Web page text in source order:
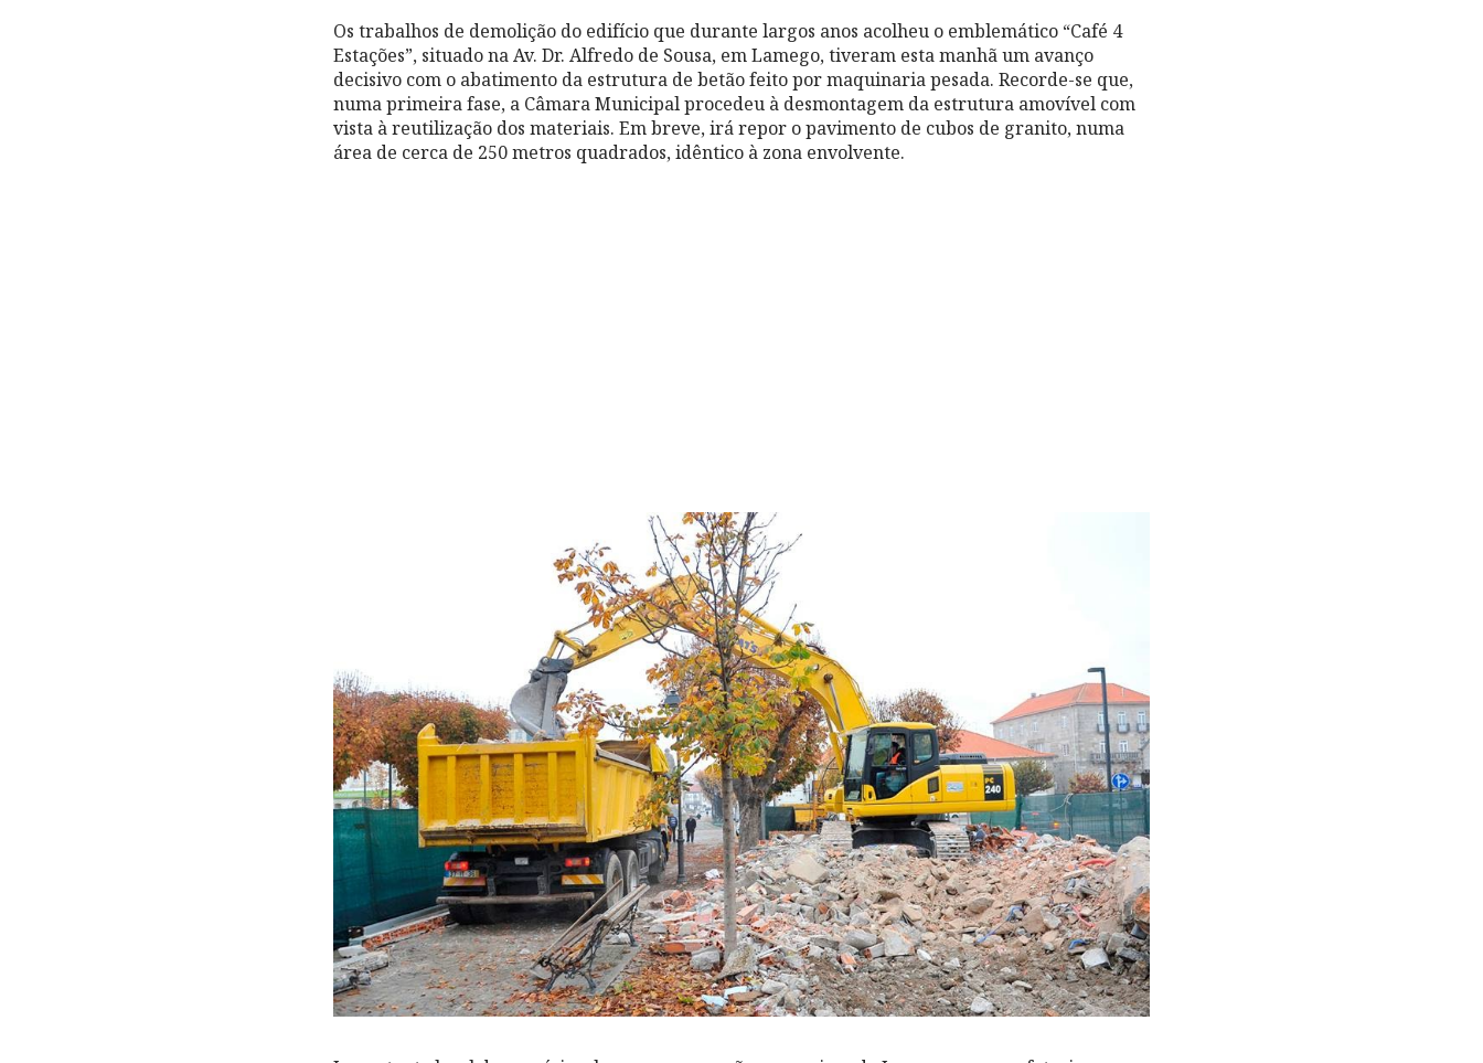
Os trabalhos de demolição do edifício que durante largos anos acolheu o emblemático “Café 4
Estações”, situado na Av. Dr. Alfredo de Sousa, em Lamego, tiveram esta manhã um avanço
decisivo com o abatimento da estrutura de betão feito por maquinaria pesada. Recorde-se que,
numa primeira fase, a Câmara Municipal procedeu à desmontagem da estrutura amovível com
vista à reutilização dos materiais. Em breve, irá repor o pavimento de cubos de granito, numa
área de cerca de 250 metros quadrados, idêntico à zona envolvente.